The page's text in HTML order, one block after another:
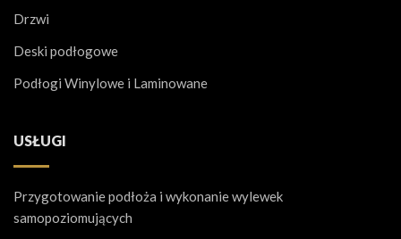
Drzwi
Deski podłogowe
Podłogi Winylowe i Laminowane
USŁUGI
Przygotowanie podłoża i wykonanie wylewek
samopoziomujących